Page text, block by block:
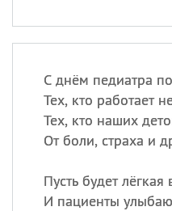
С днём педиатра
Тех, кто работает
Тех, кто наших
От боли, страха и
Пусть будет
И пациенты